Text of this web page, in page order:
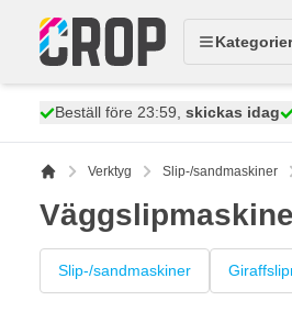
Kategorier
Beställ före 23:59, skickas idag
Verktyg Slip-/sandmaskiner
Slip-/sandmaskiner